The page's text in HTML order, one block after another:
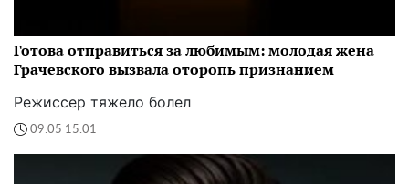
Готова отправиться за любимым: молодая жена
Грачевского вызвала оторопь признанием
Режиссер тяжело болел
09:05 15.01